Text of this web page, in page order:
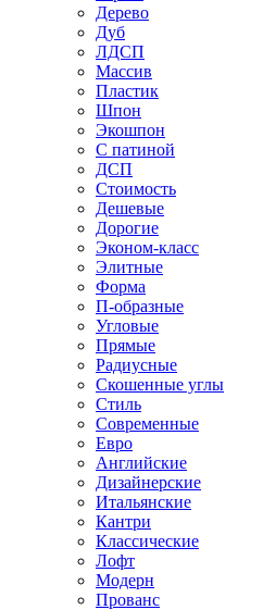
Дерево
Дуб
ЛДСП
Массив
Пластик
Шпон
Экошпон
С патиной
ДСП
Стоимость
Дешевые
Дорогие
Эконом-класс
Элитные
Форма
П-образные
Угловые
Прямые
Радиусные
Скошенные углы
Стиль
Современные
Евро
Английские
Дизайнерские
Итальянские
Кантри
Классические
Лофт
Модерн
Прованс